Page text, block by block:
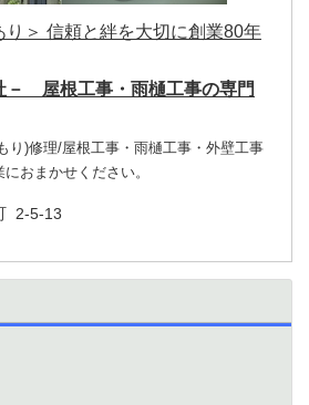
り＞ 信頼と絆を大切に創業80年
－ 屋根工事・雨樋工事の専門
り)修理/屋根工事・雨樋工事・外壁工事
おまかせください。
2-5-13